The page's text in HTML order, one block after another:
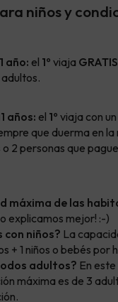
niños y
año: el 1º viaja GRATIS
años: el 1º viaja con un
que duerma en
o 2 personas que
máxima de las
explicamos mejor! :-)
con niños? La
+ 1 niños o bebés por
adultos? En
máxima es de 3